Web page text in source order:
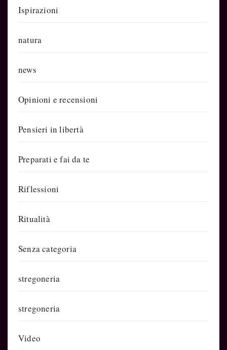
Ispirazioni
natura
news
Opinioni e recensioni
Pensieri in libertà
Preparati e fai da te
Riflessioni
Ritualità
Senza categoria
stregoneria
stregoneria
Video